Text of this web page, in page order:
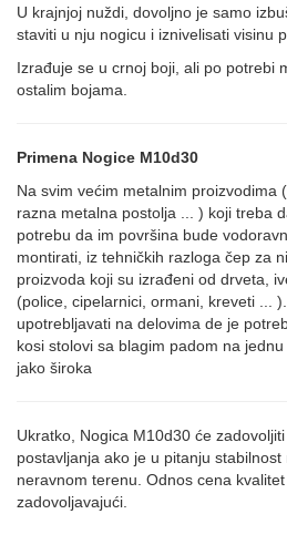
U krajnjoj nuždi, dovoljno je samo
staviti u nju nogicu i iznivelisati visinu
Izrađuje se u crnoj boji, ali po potrebi
ostalim bojama.
Primena Nogice M10d30
Na svim većim metalnim proizvodima
razna metalna postolja ... ) koji treba
potrebu da im površina bude
montirati, iz tehničkih razloga čep za
proizvoda koji su izrađeni od drveta,
(police, cipelarnici, ormani, kreveti ...
upotrebljavati na delovima de je
kosi stolovi sa blagim padom na
jako široka
Ukratko, Nogica M10d30 će
postavljanja ako je u pitanju
neravnom terenu. Odnos cena
zadovoljavajući.